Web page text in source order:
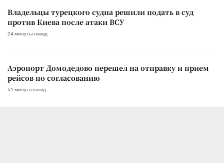
Владельцы турецкого судна решили подать в суд
против Киева после атаки ВСУ
24 минуты назад
Аэропорт Домодедово перешел на отправку и прием
рейсов по согласованию
51 минута назад